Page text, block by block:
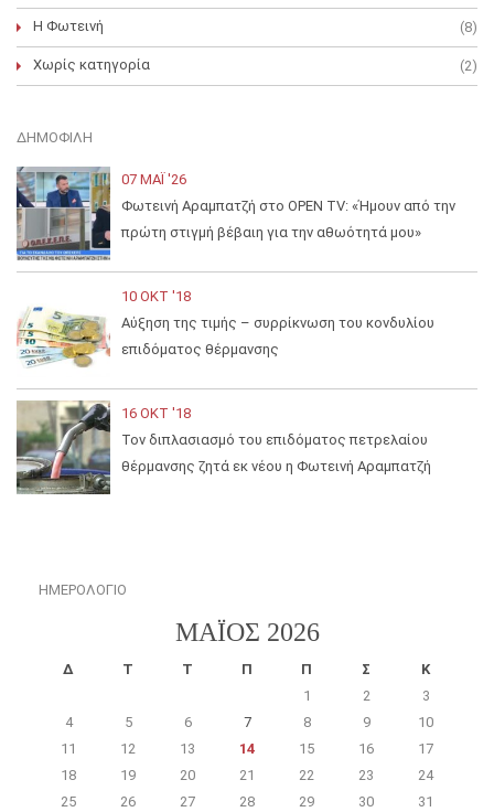
Η Φωτεινή (8)
Χωρίς κατηγορία (2)
ΔΗΜΟΦΙΛΉ
07 ΜΑΪ́ '26
Φωτεινή Αραμπατζή στο OPEN TV: «Ήμουν από την
πρώτη στιγμή βέβαιη για την αθωότητά μου»
10 ΟΚΤ '18
Αύξηση της τιμής – συρρίκνωση του κονδυλίου
επιδόματος θέρμανσης
16 ΟΚΤ '18
Τον διπλασιασμό του επιδόματος πετρελαίου
θέρμανσης ζητά εκ νέου η Φωτεινή Αραμπατζή
ΗΜΕΡΟΛΟΓΙΟ
ΜΆΙΟΣ 2026
Δ Τ Τ Π Π Σ
Κ
1
2
3
4
5 6 7 8 9
10
11
12 13 14 15 16
17
18
19 20 21 22 23
24
25
26 27 28 29 30
31